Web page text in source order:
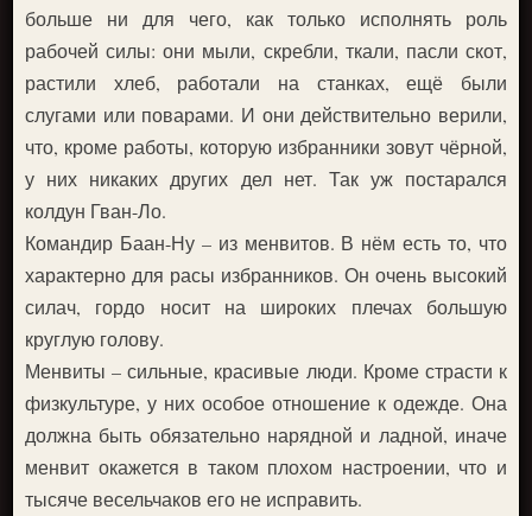
больше ни для чего, как только исполнять роль
рабочей силы: они мыли, скребли, ткали, пасли скот,
растили хлеб, работали на станках, ещё были
слугами или поварами. И они действительно верили,
что, кроме работы, которую избранники зовут чёрной,
у них никаких других дел нет. Так уж постарался
колдун Гван-Ло.
Командир Баан-Ну – из менвитов. В нём есть то, что
характерно для расы избранников. Он очень высокий
силач, гордо носит на широких плечах большую
круглую голову.
Менвиты – сильные, красивые люди. Кроме страсти к
физкультуре, у них особое отношение к одежде. Она
должна быть обязательно нарядной и ладной, иначе
менвит окажется в таком плохом настроении, что и
тысяче весельчаков его не исправить.